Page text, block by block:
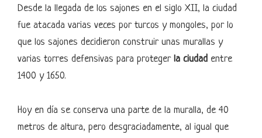
Desde la llegada de los sajones en el siglo XII, la ciudad
fue atacada varias veces por turcos y mongoles, por lo
que los sajones decidieron construir unas murallas y
varias torres defensivas para proteger la ciudad entre
1400 y 1650.
Hoy en día se conserva una parte de la muralla, de 40
metros de altura, pero desgraciadamente, al igual que